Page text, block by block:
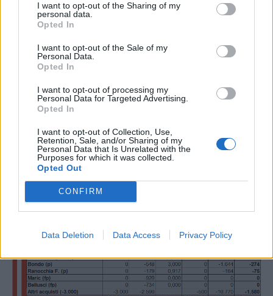
I want to opt-out of the Sharing of my
personal data.
Opted In
I want to opt-out of the Sale of my
Personal Data.
Opted In
I want to opt-out of processing my
Personal Data for Targeted Advertising.
Opted In
I want to opt-out of Collection, Use,
Retention, Sale, and/or Sharing of my
Personal Data that Is Unrelated with the
Purposes for which it was collected.
Opted Out
CONFIRM
Data Deletion Data Access Privacy Policy